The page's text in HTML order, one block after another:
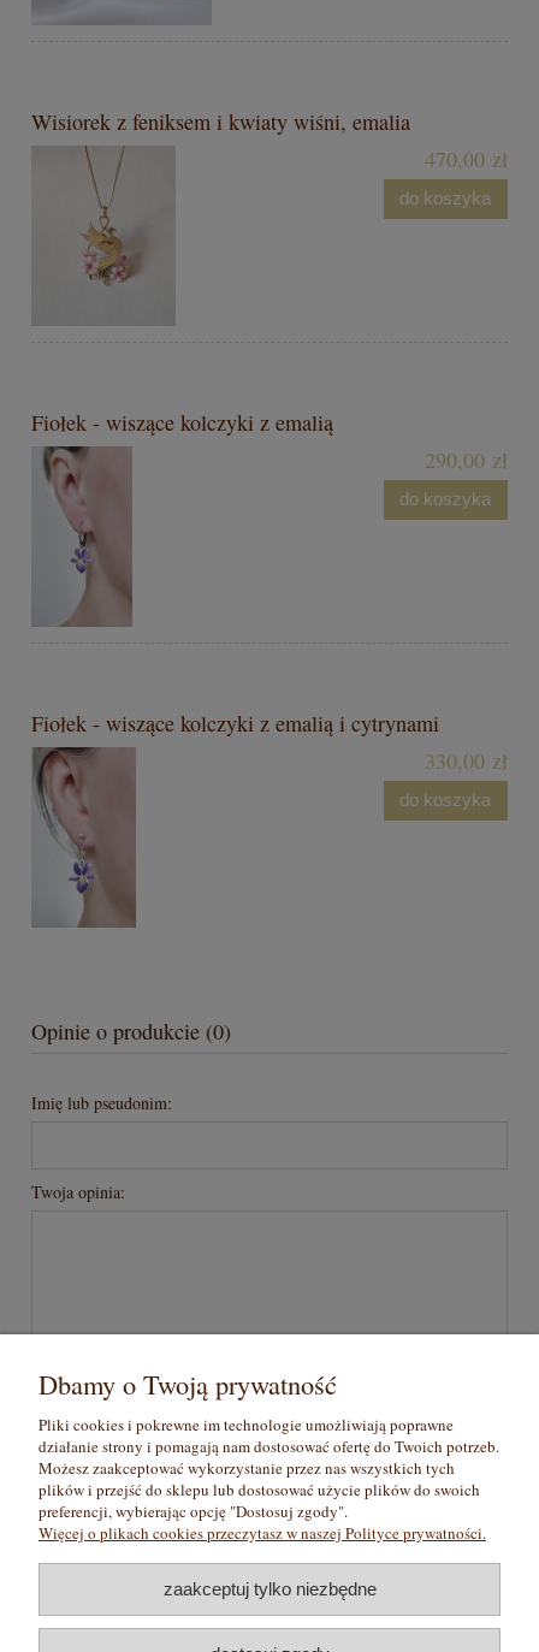
Wisiorek z feniksem i kwiaty wiśni, emalia
470,00 zł
do koszyka
Fiołek - wiszące kolczyki z emalią
290,00 zł
do koszyka
Fiołek - wiszące kolczyki z emalią i cytrynami
330,00 zł
do koszyka
Opinie o produkcie (0)
Imię lub pseudonim:
Twoja opinia:
Pomoc
Moje konto
Informacje
Dbamy o Twoją prywatność
Pliki cookies i pokrewne im technologie umożliwiają poprawne
działanie strony i pomagają nam dostosować ofertę do Twoich potrzeb.
Możesz zaakceptować wykorzystanie przez nas wszystkich tych
plików i przejść do sklepu lub dostosować użycie plików do swoich
preferencji, wybierając opcję "Dostosuj zgody".
Więcej o plikach cookies przeczytasz w naszej Polityce prywatności.
zaakceptuj tylko niezbędne